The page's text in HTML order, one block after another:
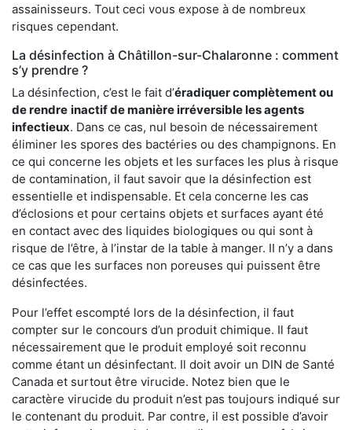
assainisseurs. Tout ceci vous expose à de nombreux
risques cependant.
La désinfection à Châtillon-sur-Chalaronne : comment
s’y prendre ?
La désinfection, c’est le fait d’éradiquer complètement ou
de rendre inactif de manière irréversible les agents
infectieux. Dans ce cas, nul besoin de nécessairement
éliminer les spores des bactéries ou des champignons. En
ce qui concerne les objets et les surfaces les plus à risque
de contamination, il faut savoir que la désinfection est
essentielle et indispensable. Et cela concerne les cas
d’éclosions et pour certains objets et surfaces ayant été
en contact avec des liquides biologiques ou qui sont à
risque de l’être, à l’instar de la table à manger. II n’y a dans
ce cas que les surfaces non poreuses qui puissent être
désinfectées.
Pour l’effet escompté lors de la désinfection, il faut
compter sur le concours d’un produit chimique. Il faut
nécessairement que le produit employé soit reconnu
comme étant un désinfectant. Il doit avoir un DIN de Santé
Canada et surtout être virucide. Notez bien que le
caractère virucide du produit n’est pas toujours indiqué sur
le contenant du produit. Par contre, il est possible d’avoir